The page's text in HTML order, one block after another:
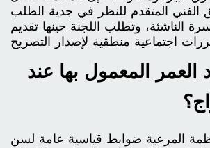
الفني المتقدم للنظر في جدية الطلب
الناشئة، وتطلب اللجنة حينها تقديم
العمر المعمول بها عند
المرعية ضوابط قياسية عامة لسن